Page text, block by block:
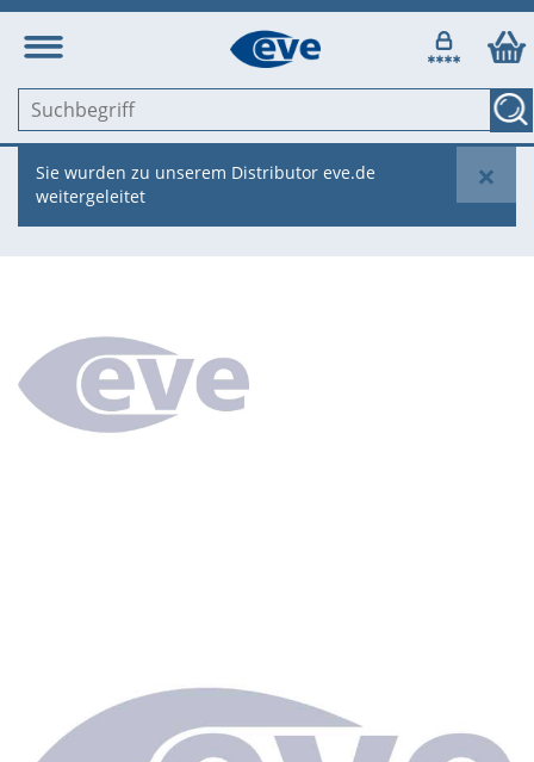
×
Sie wurden zu unserem Distributor eve.de
weitergeleitet